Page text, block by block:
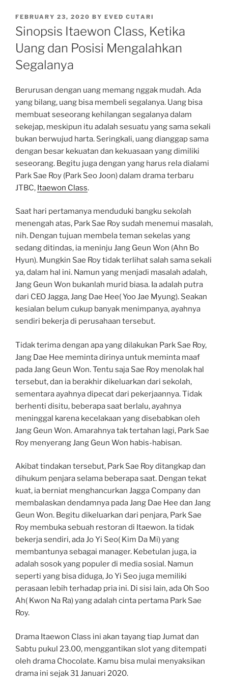
POSTED
ON
FEBRUARY 23, 2020 BY EVED CUTARI
Sinopsis Itaewon Class, Ketika
Uang dan Posisi Mengalahkan
Segalanya
Berurusan dengan uang memang nggak mudah. Ada
yang bilang, uang bisa membeli segalanya. Uang bisa
membuat seseorang kehilangan segalanya dalam
sekejap, meskipun itu adalah sesuatu yang sama sekali
bukan berwujud harta. Seringkali, uang dianggap sama
dengan besar kekuatan dan kekuasaan yang dimiliki
seseorang. Begitu juga dengan yang harus rela dialami
Park Sae Roy (Park Seo Joon) dalam drama terbaru
JTBC, Itaewon Class.
Saat hari pertamanya menduduki bangku sekolah
menengah atas, Park Sae Roy sudah menemui masalah,
nih. Dengan tujuan membela teman sekelas yang
sedang ditindas, ia meninju Jang Geun Won (Ahn Bo
Hyun). Mungkin Sae Roy tidak terlihat salah sama sekali
ya, dalam hal ini. Namun yang menjadi masalah adalah,
Jang Geun Won bukanlah murid biasa. Ia adalah putra
dari CEO Jagga, Jang Dae Hee( Yoo Jae Myung). Seakan
kesialan belum cukup banyak menimpanya, ayahnya
sendiri bekerja di perusahaan tersebut.
Tidak terima dengan apa yang dilakukan Park Sae Roy,
Jang Dae Hee meminta dirinya untuk meminta maaf
pada Jang Geun Won. Tentu saja Sae Roy menolak hal
tersebut, dan ia berakhir dikeluarkan dari sekolah,
sementara ayahnya dipecat dari pekerjaannya. Tidak
berhenti disitu, beberapa saat berlalu, ayahnya
meninggal karena kecelakaan yang disebabkan oleh
Jang Geun Won. Amarahnya tak tertahan lagi, Park Sae
Roy menyerang Jang Geun Won habis-habisan.
Akibat tindakan tersebut, Park Sae Roy ditangkap dan
dihukum penjara selama beberapa saat. Dengan tekat
kuat, ia berniat menghancurkan Jagga Company dan
membalaskan dendamnya pada Jang Dae Hee dan Jang
Geun Won. Begitu dikeluarkan dari penjara, Park Sae
Roy membuka sebuah restoran di Itaewon. Ia tidak
bekerja sendiri, ada Jo Yi Seo( Kim Da Mi) yang
membantunya sebagai manager. Kebetulan juga, ia
adalah sosok yang populer di media sosial. Namun
seperti yang bisa diduga, Jo Yi Seo juga memiliki
perasaan lebih terhadap pria ini. Di sisi lain, ada Oh Soo
Ah( Kwon Na Ra) yang adalah cinta pertama Park Sae
Roy.
Drama Itaewon Class ini akan tayang tiap Jumat dan
Sabtu pukul 23.00, menggantikan slot yang ditempati
oleh drama Chocolate. Kamu bisa mulai menyaksikan
drama ini sejak 31 Januari 2020.